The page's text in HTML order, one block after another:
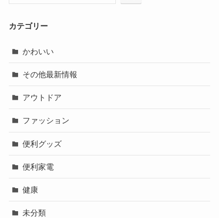
カテゴリー
かわいい
その他最新情報
アウトドア
ファッション
便利グッズ
便利家電
健康
未分類